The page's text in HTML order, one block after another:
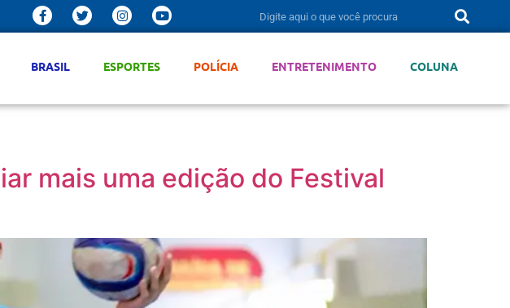
BRASIL ESPORTES POLÍCIA ENTRETENIMENTO COLUNA
mais uma edição do Festival